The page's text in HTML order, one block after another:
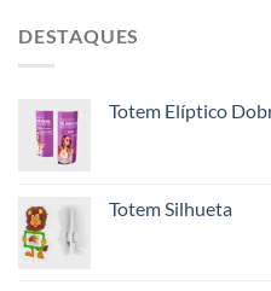
DESTAQUES
Totem Elíptico
Totem Silhueta